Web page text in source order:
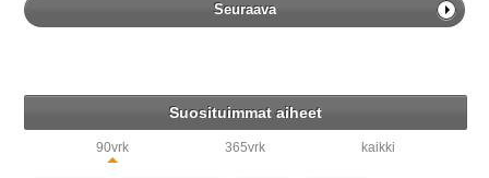
Seuraava
Suosituimmat aiheet
90vrk 365vrk kaikki